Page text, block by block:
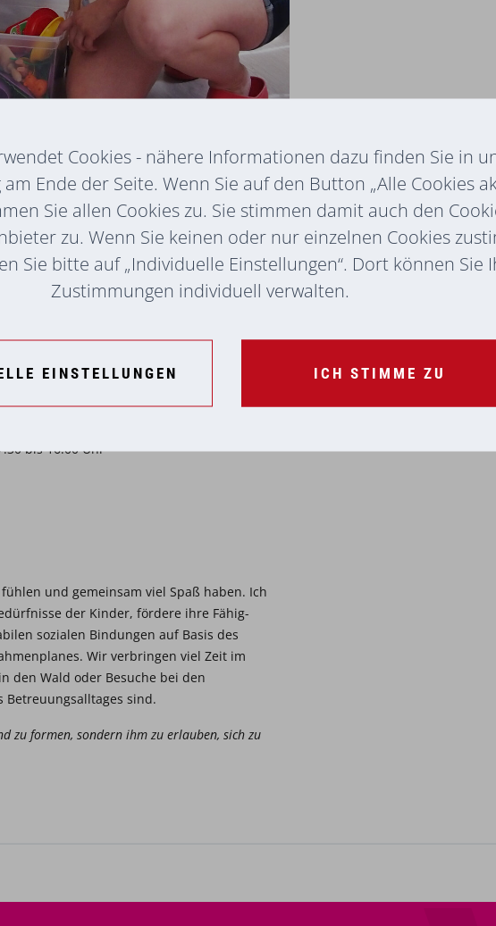
meinen 3 Kindern aus einer
Kindern
beim Haus
bis 16:00 Uhr
und gemeinsam viel Spaß haben. Ich
der Kinder, fördere ihre Fähig-
sozialen Bindungen auf Basis des
Wir verbringen viel Zeit im
den Wald oder Besuche bei den
Betreuungsalltages sind.
zu formen, sondern ihm zu erlauben, sich zu
Cookies - nähere Informationen dazu finden Sie in
Ende der Seite. Wenn Sie auf den Button „Alle Cookies
Sie allen Cookies zu. Sie stimmen damit auch den
zu. Wenn Sie keinen oder nur einzelnen Cookies
Sie bitte auf „Individuelle Einstellungen“. Dort können Sie
Zustimmungen individuell verwalten.
EINSTELLUNGEN ICH STIMME ZU